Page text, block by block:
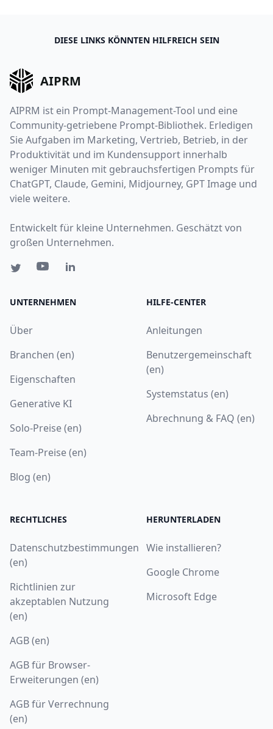
DIESE LINKS KÖNNTEN HILFREICH SEIN
AIPRM
AIPRM ist ein Prompt-Management-Tool und eine
Community-getriebene Prompt-Bibliothek. Erledigen
Sie Aufgaben im Marketing, Vertrieb, Betrieb, in der
Produktivität und im Kundensupport innerhalb
weniger Minuten mit gebrauchsfertigen Prompts für
ChatGPT, Claude, Gemini, Midjourney, GPT Image und
viele weitere.
Entwickelt für kleine Unternehmen. Geschätzt von
großen Unternehmen.
UNTERNEHMEN
Über
Branchen (en)
Eigenschaften
Generative KI
Solo-Preise (en)
Team-Preise (en)
Blog (en)
HILFE-CENTER
Anleitungen
Benutzergemeinschaft
(en)
Systemstatus (en)
Abrechnung & FAQ (en)
RECHTLICHES
Datenschutzbestimmungen
(en)
Richtlinien zur
akzeptablen Nutzung
(en)
AGB (en)
AGB für Browser-
Erweiterungen (en)
AGB für Verrechnung
(en)
HERUNTERLADEN
Wie installieren?
Google Chrome
Microsoft Edge